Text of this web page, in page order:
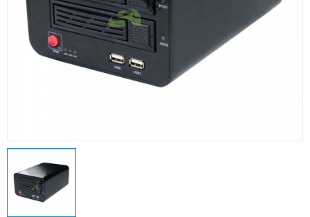
Hırsız Alarm Sistemleri
Yangın Alarm Sistemleri
Aksesuarlar
Plaka Tanıma Sistemi